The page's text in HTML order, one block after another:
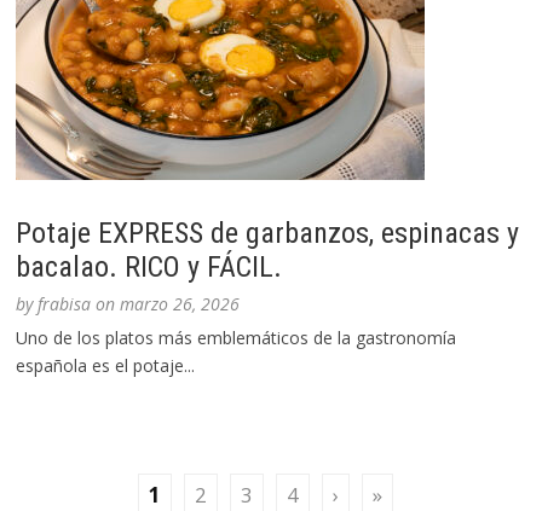
Potaje EXPRESS de garbanzos, espinacas y
bacalao. RICO y FÁCIL.
byfrabisa onmarzo 26, 2026
Uno de los platos más emblemáticos de la gastronomía
española es el potaje...
1 2 3 4 › »